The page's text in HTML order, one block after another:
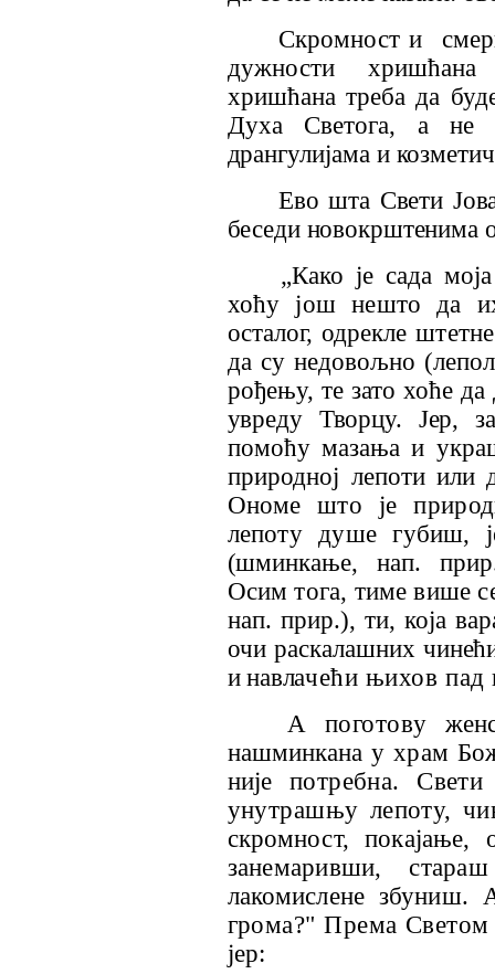
Скромност и
дужности
хришћана треба да
Духа Светога, а не
дрангулијама и
Ево шта Свети
беседи
„Како је сада
хоћу још нешто да
осталог, одрекле
да су недовољно
рођењу, те зато хоће да
увреду Творцу. Јер,
помоћу мазања и
природној лепоти или
Ономе што је
лепоту душе губиш,
(шминкање, нап.
Осим тога, тиме више
нап. прир.), ти, која
очи раскалашних
и навлачећи њихов пад
А поготову
нашминкана ухрам
нијепотребна.
унутрашњу лепоту,
скромност,
занемаривши,
лакомислене збуниш.
грома?" Према Светом
јер: